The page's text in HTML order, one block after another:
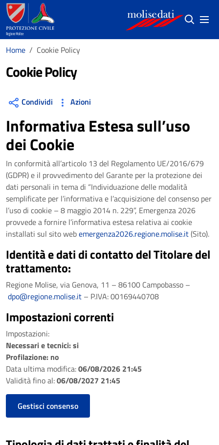
Salta al contenuto principale
(si apre in
Home Cookie Policy
Cookie Policy
Condividi Azioni
Informativa Estesa sull’uso
dei Cookie
In conformità all’articolo 13 del Regolamento UE/2016/679
(GDPR) e il provvedimento del Garante per la protezione dei
dati personali in tema di “Individuazione delle modalità
semplificate per l’informativa e l’acquisizione del consenso per
l’uso di cookie – 8 maggio 2014 n. 229”, Emergenza 2026
provvede a fornire l’informativa estesa relativa ai cookie
installati sul sito webemergenza2026.regione.molise.it(Sito).
Identità e dati di contatto del Titolare del
trattamento:
Regione Molise, via Genova, 11 – 86100 Campobasso –
dpo@regione.molise.it – P.IVA: 00169440708
Impostazioni correnti
Impostazioni:
Necessari e tecnici: si
Profilazione: no
Data ultima modifica:06/08/2026 21:45
Validità fino al:06/08/2027 21:45
Gestisci consenso